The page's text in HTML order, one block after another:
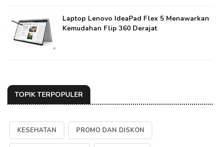
Laptop Lenovo IdeaPad Flex 5 Menawarkan
Kemudahan Flip 360 Derajat
TOPIK TERPOPULER
KESEHATAN PROMO DAN DISKON